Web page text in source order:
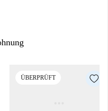
ÜBERPRÜFT